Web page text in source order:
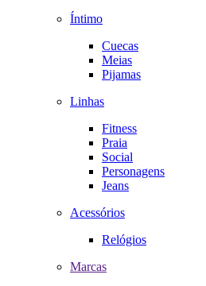
Íntimo
Cuecas
Meias
Pijamas
Linhas
Fitness
Praia
Social
Personagens
Jeans
Acessórios
Relógios
Marcas